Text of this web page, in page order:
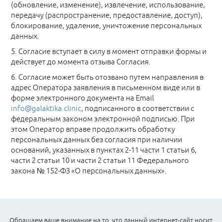
(обновление, изменение), извлечение, использование,
передачу (распространение, предоставление, доступ),
блокирование, удаление, уничтожение персональных
данных.
5. Согласие вступает в силу в момент отправки формы и
действует до момента отзыва Согласия.
6. Согласие может быть отозвано путем направления в
адрес Оператора заявления в письменном виде или в
форме электронного документа на Email
info@galaktika.clinic, подписанного в соответствии с
федеральным законом электронной подписью. При
этом Оператор вправе продолжить обработку
персональных данных без согласия при наличии
оснований, указанных в пунктах 2-11 части 1 статьи 6,
части 2 статьи 10 и части 2 статьи 11 Федерального
закона № 152-ФЗ «О персональных данных».